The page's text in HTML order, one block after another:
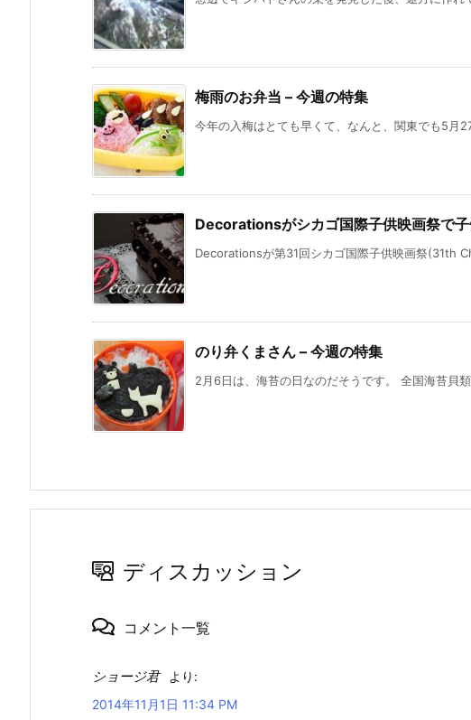
梅雨のお弁当 – 今週の特集
今年の入梅はとても早くて、なんと、関東でも5月
Decorationsがシカゴ国際子供映画祭で
Decorationsが第31回シカゴ国際子供映画祭(31th
のり弁くまさん – 今週の特集
2月6日は、海苔の日なのだそうです。 全国海苔貝
ディスカッション
コメント一覧
ショージ君
より:
2014年11月1日 11:34 PM